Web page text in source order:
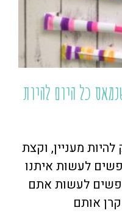
כל היום להיות
מעניין, וקצת
לעשות איתנו
לעשות אתם
אותם